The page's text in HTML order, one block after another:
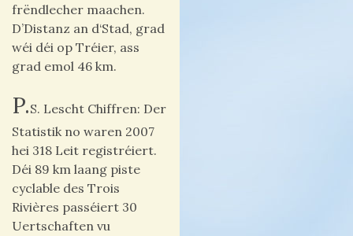
frëndlecher maachen.
D’Distanz an d‘Stad, grad
wéi déi op Tréier, ass
grad emol 46 km.
P.S. Lescht Chiffren: Der
Statistik no waren 2007
hei 318 Leit registréiert.
Déi 89 km laang piste
cyclable des Trois
Rivières passéiert 30
Uertschaften vu